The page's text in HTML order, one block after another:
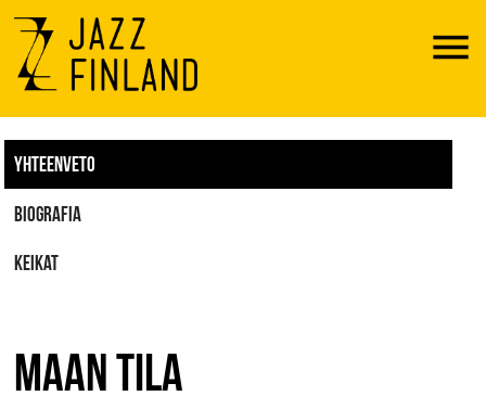
Menu
YHTEENVETO
BIOGRAFIA
KEIKAT
MAAN TILA